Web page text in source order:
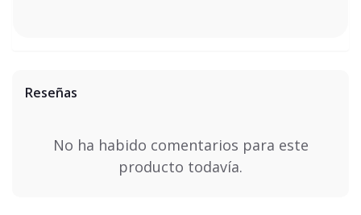
Reseñas
No ha habido comentarios para este
producto todavía.